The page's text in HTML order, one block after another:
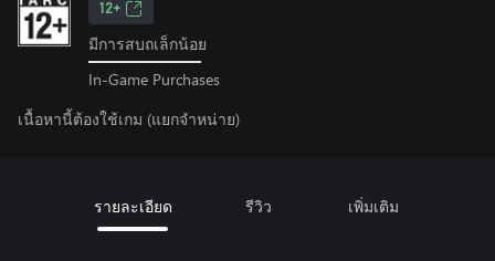
12+
มีการสบถเล็กน้อย
In-Game Purchases
เนื้อหานี้ต้องใช้เกม (แยกจำหน่าย)
รายละเอียด รีวิว เพิ่มเติม